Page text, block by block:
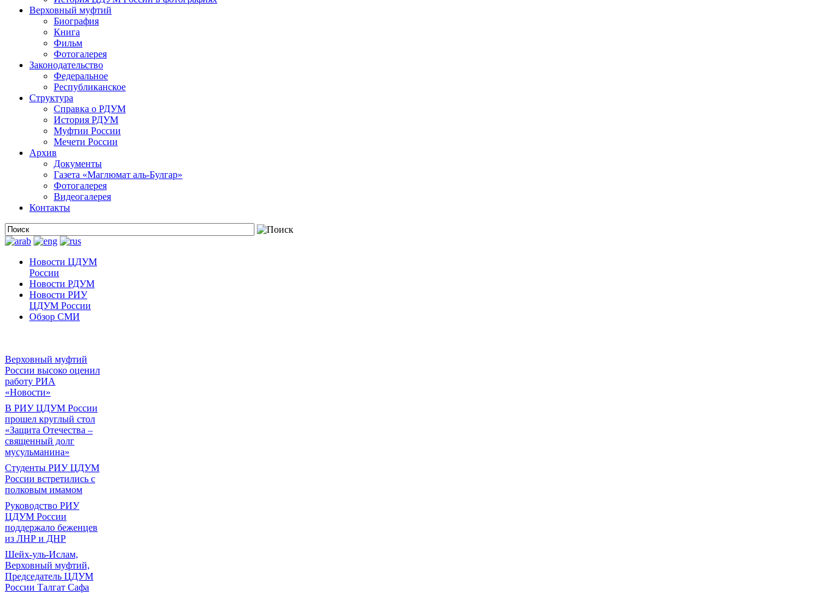
Верховный муфтий
Биография
Книга
Фильм
Фотогалерея
Законодательство
Федеральное
Республиканское
Структура
Справка о РДУМ
История РДУМ
Муфтии России
Мечети России
Архив
Документы
Газета «Маглюмат аль-Булгар»
Фотогалерея
Видеогалерея
Контакты
Новости ЦДУМ
России
Новости РДУМ
Новости РИУ
ЦДУМ России
Обзор СМИ
Верховный муфтий
России высоко оценил
работу РИА
«Новости»
В РИУ ЦДУМ России
прошел круглый стол
«Защита Отечества –
священный долг
мусульманина»
Студенты РИУ ЦДУМ
России встретились с
полковым имамом
Руководство РИУ
ЦДУМ России
поддержало беженцев
из ЛНР и ДНР
Шейх-уль-Ислам,
Верховный муфтий,
Председатель ЦДУМ
России Талгат Сафа